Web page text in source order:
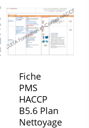
Fiche
PMS
HACCP
B5.6 Plan
Nettoyage